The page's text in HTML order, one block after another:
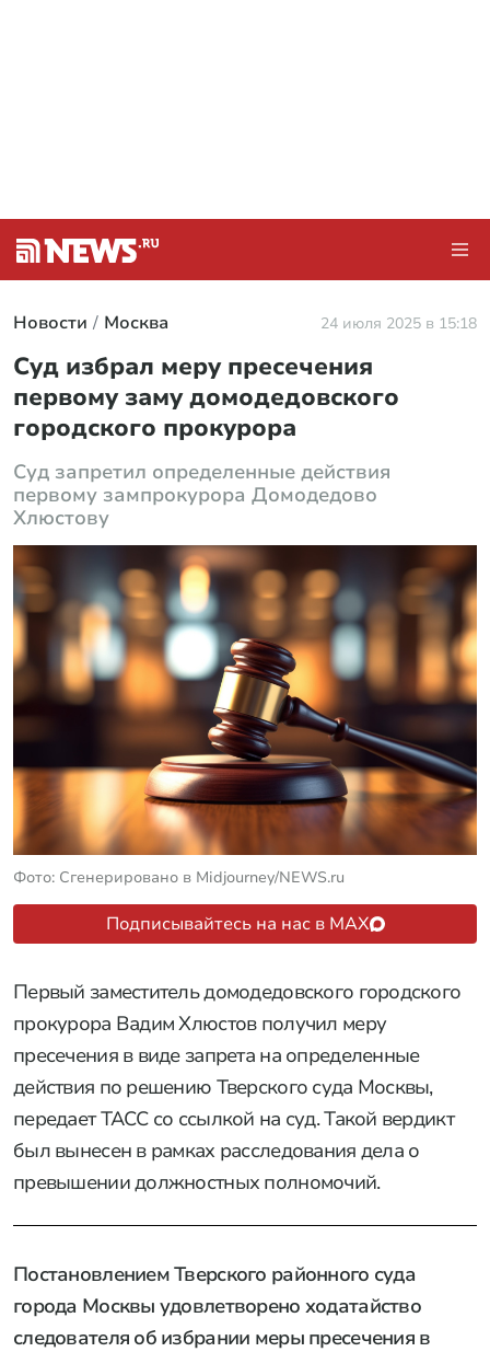
Новости Москва 24 июля 2025 в 15:18
Суд избрал меру пресечения
первому заму домодедовского
городского прокурора
Суд запретил определенные действия
первому зампрокурора Домодедово
Хлюстову
Фото: Сгенерировано в Midjourney/NEWS.ru
Подписывайтесь на нас в MAX
Первый заместитель домодедовского городского
прокурора Вадим Хлюстов получил меру
пресечения в виде запрета на определенные
действия по решению Тверского суда Москвы,
передает ТАСС со ссылкой на суд. Такой вердикт
был вынесен в рамках расследования дела о
превышении должностных полномочий.
Постановлением Тверского районного суда
города Москвы удовлетворено ходатайство
следователя об избрании меры пресечения в